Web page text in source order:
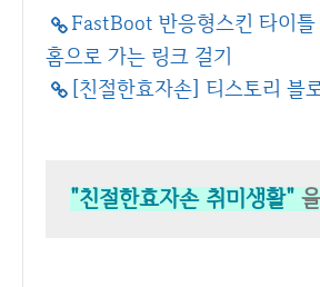
FastBoot 반응형스킨 타이
홈으로 가는 링크 걸기
[친절한효자손] 티스토리 블
"친절한효자손 취미생활"